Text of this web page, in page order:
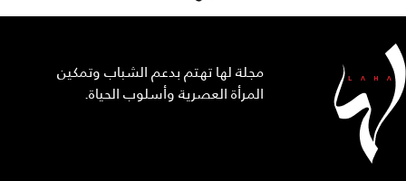
مجلة لها تهتم بدعم الشباب وتمكين
المرأة العصرية وأسلوب الحياة.